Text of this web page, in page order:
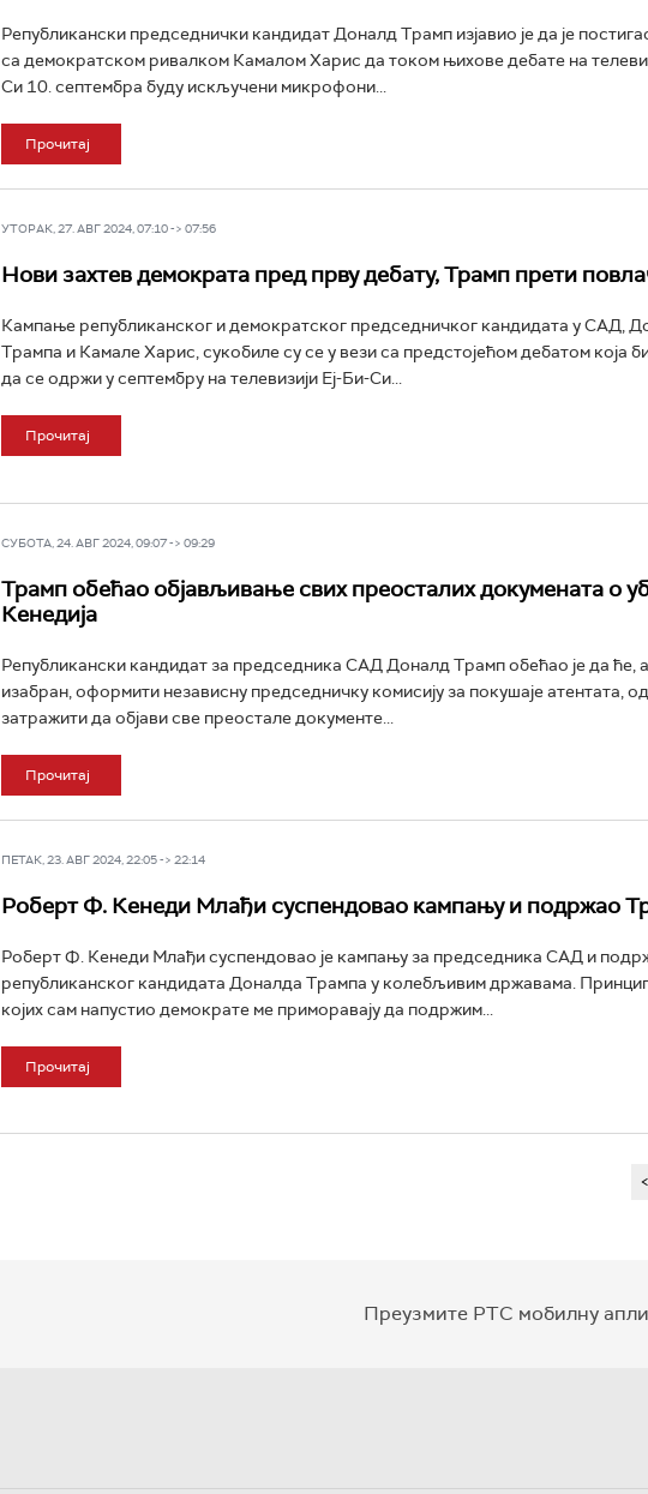
Републикански председнички кандидат Доналд Трамп изјавио је да је
са демократском ривалком Камалом Харис да током њихове дебате на
Си 10. септембра буду искључени микрофони...
Прочитај
УТОРАК, 27. АВГ 2024, 07:10 -> 07:56
Нови захтев демократа пред прву дебату, Трамп прети
Кампање републиканског и демократског председничког кандидата у САД,
Трампа и Камале Харис, сукобиле су се у вези са предстојећом дебатом која
да се одржи у септембру на телевизији Еј-Би-Си...
Прочитај
СУБОТА, 24. АВГ 2024, 09:07 -> 09:29
Трамп обећао објављивање свих преосталих докумената о
Кенедија
Републикански кандидат за председника САД Доналд Трамп обећао је да ће,
изабран, оформити независну председничку комисију за покушаје атентата,
затражити да објави све преостале документе...
Прочитај
ПЕТАК, 23. АВГ 2024, 22:05 -> 22:14
Роберт Ф. Кенеди Млађи суспендовао кампању и подржао
Роберт Ф. Кенеди Млађи суспендовао је кампању за председника САД и
републиканског кандидата Доналда Трампа у колебљивим државама.
којих сам напустио демократе ме приморавају да подржим...
Прочитај
Преузмите РТС мобилну